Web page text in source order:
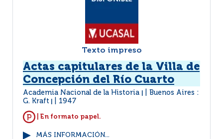
Texto impreso
Actas capitulares de la Villa de
Concepción del Río Cuarto
Academia Nacional de la Historia
Buenos Aires :
G. Kraft
1947
| En formato papel.
MÁS INFORMACIÓN...